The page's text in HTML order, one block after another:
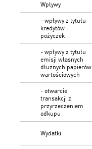
Wpływy
- wpływy z tytułu
kredytów i
pożyczek
- wpływy z tytułu
emisji własnych
dłużnych papierów
wartościowych
- otwarcie
transakcji z
przyrzeczeniem
odkupu
Wydatki